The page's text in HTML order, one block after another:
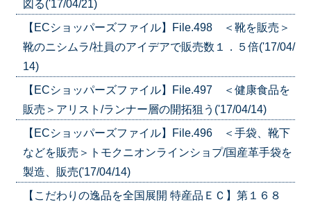
図る('17/04/21)
【ECショッパーズファイル】File.498 ＜靴を販売＞
靴のニシムラ/社員のアイデアで販売数１．５倍('17/04/
14)
【ECショッパーズファイル】File.497 ＜健康食品を
販売＞アリスト/ランナー層の開拓狙う('17/04/14)
【ECショッパーズファイル】File.496 ＜手袋、靴下
などを販売＞トモクニオンラインショプ/国産革手袋を
製造、販売('17/04/14)
【こだわりの逸品を全国展開 特産品ＥＣ】第１６８